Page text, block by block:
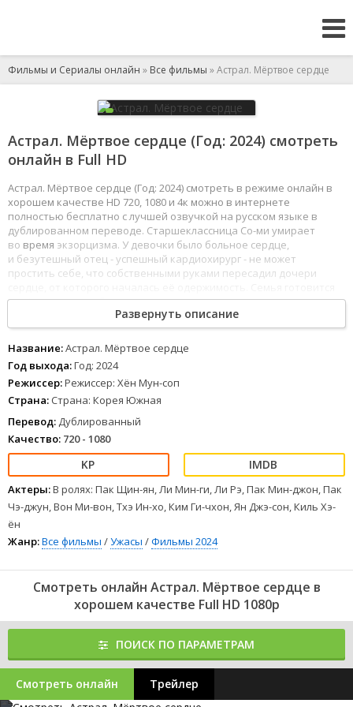
Фильмы и Сериалы онлайн » Все фильмы » Астрал. Мёртвое сердце
Астрал. Мёртвое сердце (Год: 2024) смотреть
онлайн в Full HD
Астрал. Мёртвое сердце (Год: 2024) смотреть в режиме онлайн в
хорошем качестве HD 720, 1080 и 4к можно в интернете
полностью бесплатно с лучшей озвучкой на русском языке в
дублированном переводе. Старшеклассница Со-ми умирает
во время экзорцизма. У девочки было больное сердце,
и безутешный отец - успешный кардиохирург - не может
простить себе, что собственными руками пересадил дочери
к трёхдневному обряду похорон, а отецначинаетслышать,
как Со-ми просит спасти её.
12345 678
Развернуть описание
Название:Астрал. Мёртвое сердце
Год выхода:Год: 2024
Режиссер:Режиссер: Хён Мун-соп
Страна: Страна: Корея Южная
Перевод: Дублированный
Качество: 720 - 1080
Актеры:В ролях: Пак Щин-ян, Ли Мин-ги, Ли Рэ, Пак Мин-джон, Пак
Чэ-джун, Вон Ми-вон, Тхэ Ин-хо, Ким Ги-чхон, Ян Джэ-сон, Киль Хэ-
ён
Жанр:Все фильмы /Ужасы /Фильмы 2024
Смотреть онлайн Астрал. Мёртвое сердце в
хорошем качестве Full HD 1080p
ПОИСК ПО ПАРАМЕТРАМ
Смотреть онлайн Трейлер